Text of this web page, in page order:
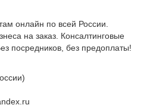
онлайн по всей России.
на заказ. Консалтинговые
посредников, без предоплаты!